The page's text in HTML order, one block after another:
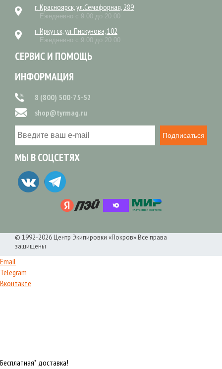
г. Красноярск, ул.Семафорная, 289
Ежедневно с 9.00 до 20.00
г. Иркутск, ул. Пискунова, 102
Ежедневно с 9.00 до 20.00
СЕРВИС И ПОМОЩЬ
ИНФОРМАЦИЯ
8 (800) 500-75-52
shop@tyrmag.ru
Подписаться
МЫ В СОЦСЕТЯХ
© 1992-2026 Центр Экипировки «Покров» Все права
защищены
Email
Telegram
Вконтакте
Бесплатная* доставка!